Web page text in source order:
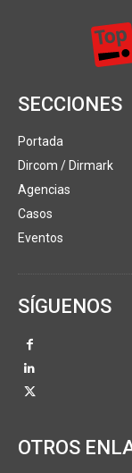
SECCIONES
Portada
Dircom / Dirmark
Agencias
Casos
Eventos
SÍGUENOS
OTROS